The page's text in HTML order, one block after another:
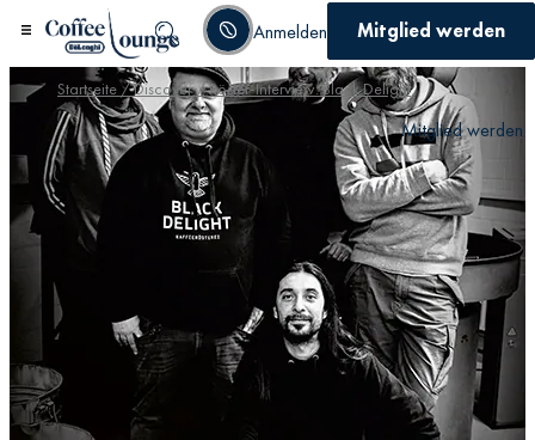
Anmelden Mitglied werden
Mitglied werden
Startseite/Discover/ Röster-Interview: Black Delight